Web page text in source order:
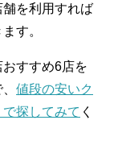
を利用すれば
す。
すすめ6店を
値段の安いク
探してみて く